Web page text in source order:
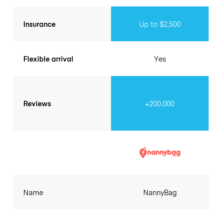
Insurance
Flexible arrival
Reviews
Up to $2,500
Yes
+200.000
Name NannyBag